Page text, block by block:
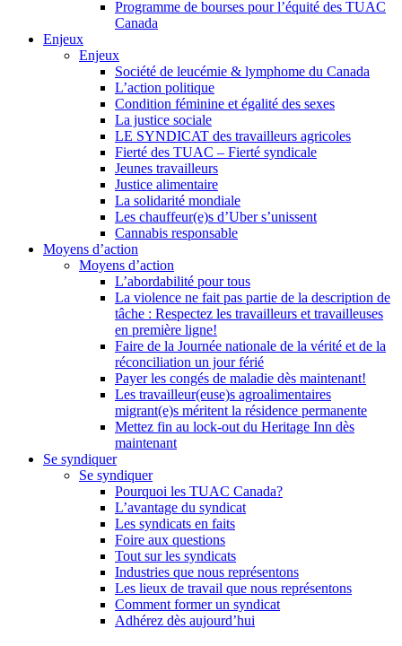
Programme de bourses pour l’équité des TUAC
Canada
Enjeux
Enjeux
Société de leucémie & lymphome du Canada
L’action politique
Condition féminine et égalité des sexes
La justice sociale
LE SYNDICAT des travailleurs agricoles
Fierté des TUAC – Fierté syndicale
Jeunes travailleurs
Justice alimentaire
La solidarité mondiale
Les chauffeur(e)s d’Uber s’unissent
Cannabis responsable
Moyens d’action
Moyens d’action
L’abordabilité pour tous
La violence ne fait pas partie de la description de
tâche : Respectez les travailleurs et travailleuses
en première ligne!
Faire de la Journée nationale de la vérité et de la
réconciliation un jour férié
Payer les congés de maladie dès maintenant!
Les travailleur(euse)s agroalimentaires
migrant(e)s méritent la résidence permanente
Mettez fin au lock-out du Heritage Inn dès
maintenant
Se syndiquer
Se syndiquer
Pourquoi les TUAC Canada?
L’avantage du syndicat
Les syndicats en faits
Foire aux questions
Tout sur les syndicats
Industries que nous représentons
Les lieux de travail que nous représentons
Comment former un syndicat
Adhérez dès aujourd’hui